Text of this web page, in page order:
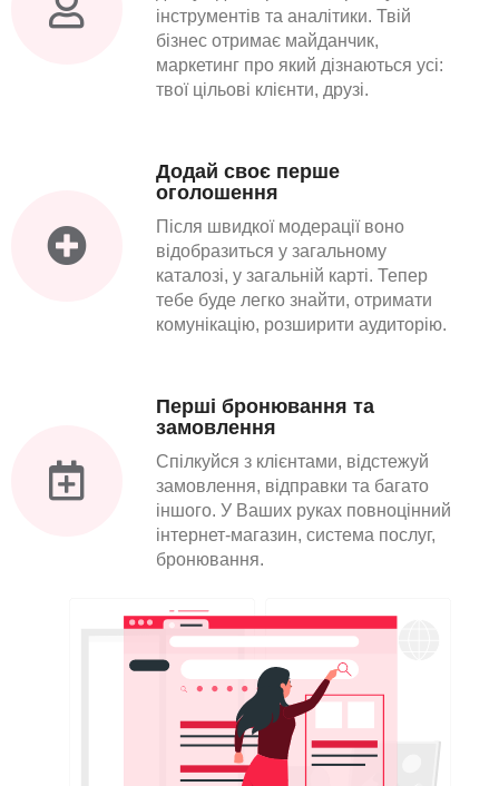
інструментів та аналітики. Твій
бізнес отримає майданчик,
маркетинг про який дізнаються усі:
твої цільові клієнти, друзі.
Додай своє перше
оголошення
Після швидкої модерації воно
відобразиться у загальному
каталозі, у загальній карті. Тепер
тебе буде легко знайти, отримати
комунікацію, розширити аудиторію.
Перші бронювання та
замовлення
Спілкуйся з клієнтами, відстежуй
замовлення, відправки та багато
іншого. У Ваших руках повноцінний
інтернет-магазин, система послуг,
бронювання.